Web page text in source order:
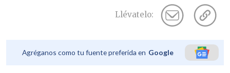
Llévatelo:
Agréganos como tu fuente preferida en Google